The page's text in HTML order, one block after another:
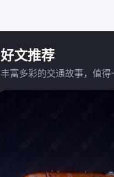
好文推荐
丰富多彩的交通故事，值得